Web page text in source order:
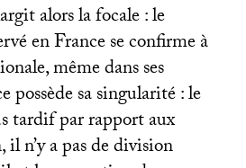
alors la focale : le
en France se confirme à
même dans ses
possède sa singularité : le
tardif par rapport aux
il n’y a pas de division